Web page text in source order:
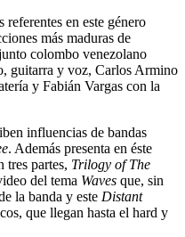
en este género
más maduras de
colombo venezolano
guitarra y voz, Carlos Armino
y Fabián Vargas con la
influencias de bandas
. Además presenta en éste
tres partes, Trilogy of The
del tema Waves que, sin
la banda y este Distant
que llegan hasta el hard y